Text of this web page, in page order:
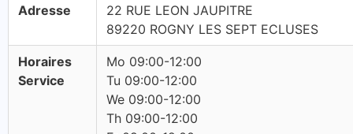
Adresse
22 RUE LEON JAUPITRE
89220 ROGNY LES SEPT ECLUSES
Horaires
Service
Mo 09:00-12:00
Tu 09:00-12:00
We 09:00-12:00
Th 09:00-12:00